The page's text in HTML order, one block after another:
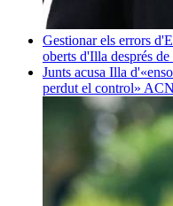
Gestionar els errors
oberts d'Illa després de
Junts acusa Illa
perdut el control» ACN